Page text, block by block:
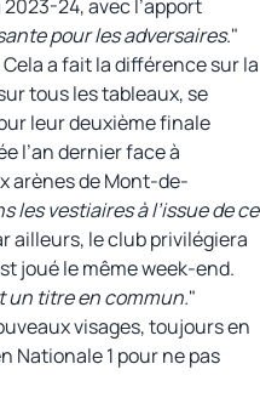
24, avec l’apport
pour les adversaires."
a fait la différence sur la
tous les tableaux, se
leur deuxième finale
l’an dernier face à
arènes de Mont-de-
les vestiaires à l’issue de ce
ailleurs, le club privilégiera
joué le même week-end.
un titre en commun."
visages, toujours en
Nationale 1 pour ne pas